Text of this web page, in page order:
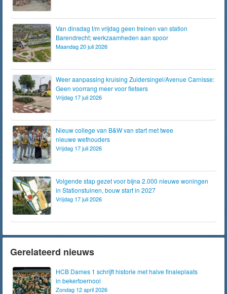
Van dinsdag t/m vrijdag geen treinen van station
Barendrecht; werkzaamheden aan spoor
Maandag 20 juli 2026
Weer aanpassing kruising Zuidersingel/Avenue Carnisse:
Geen voorrang meer voor fietsers
Vrijdag 17 juli 2026
Nieuw college van B&W van start met twee
nieuwe wethouders
Vrijdag 17 juli 2026
Volgende stap gezet voor bijna 2.000 nieuwe woningen
in Stationstuinen, bouw start in 2027
Vrijdag 17 juli 2026
Gerelateerd nieuws
HCB Dames 1 schrijft historie met halve finaleplaats
in bekertoernooi
Zondag 12 april 2026